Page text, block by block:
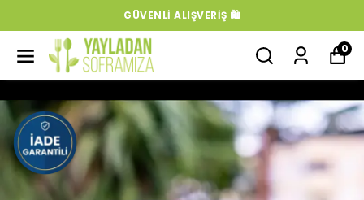
GÜVENLI ALIŞVERIŞ 🛍️
0